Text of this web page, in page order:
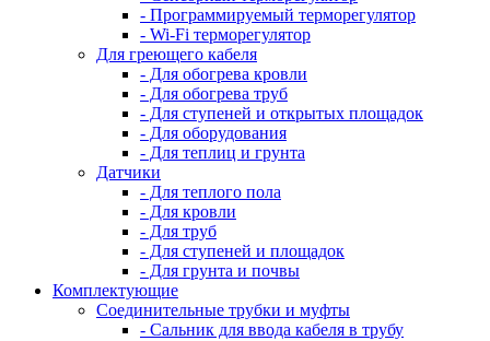
- Программируемый терморегулятор
- Wi-Fi терморегулятор
Для греющего кабеля
- Для обогрева кровли
- Для обогрева труб
- Для ступеней и открытых площадок
- Для оборудования
- Для теплиц и грунта
Датчики
- Для теплого пола
- Для кровли
- Для труб
- Для ступеней и площадок
- Для грунта и почвы
Комплектующие
Соединительные трубки и муфты
- Сальник для ввода кабеля в трубу